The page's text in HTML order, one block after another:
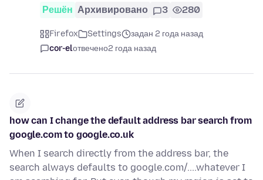
Решён Архивировано 3 280
Firefox Settings
задан 2 года назад
cor-elотвечено2 года назад
how can I change the default address bar search from
google.com to google.co.uk
When I search directly from the address bar, the
search always defaults to google.com/....whatever I